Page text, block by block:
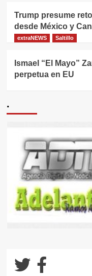
Trump presume
desde México y
extraNEWS Saltillo
Ismael “El Mayo”
perpetua en EU
.